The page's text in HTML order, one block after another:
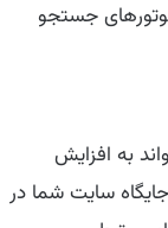
جستجو
به افزایش
سایت شما در